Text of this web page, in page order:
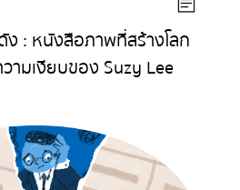
ง : หนังสือภาพที่สร้างโลก
ามเงียบของ Suzy Lee